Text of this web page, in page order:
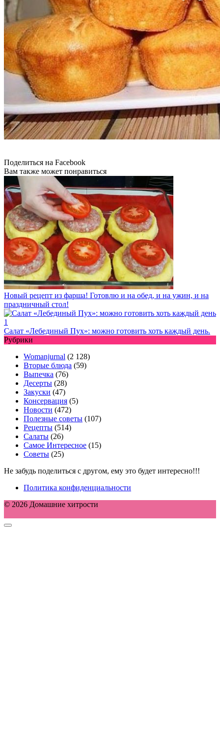
Поделиться на Facebook
Вам также может понравиться
Новый рецепт из фарша! Готовлю и на обед, и на ужин, и на
праздничный стол!
Салат «Лебединый Пух»: можно готовить хоть каждый день.
Рубрики
Womanjurnal (2 128)
Вторые блюда (59)
Выпечка (76)
Десерты (28)
Закуски (47)
Консервация (5)
Новости (472)
Полезные советы (107)
Рецепты (514)
Салаты (26)
Самое Интересное (15)
Советы (25)
Не забудь поделиться с другом, ему это будет интересно!!!
Политика конфиденциальности
© 2026 Домашние хитрости